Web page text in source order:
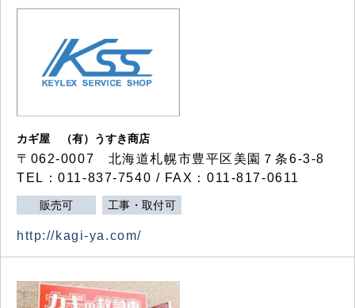
カギ屋 （有）うすき商店
〒062-0007 北海道札幌市豊平区美園７条6-3-8
TEL：011-837-7540 / FAX：011-817-0611
販売可 工事・取付可
http://kagi-ya.com/